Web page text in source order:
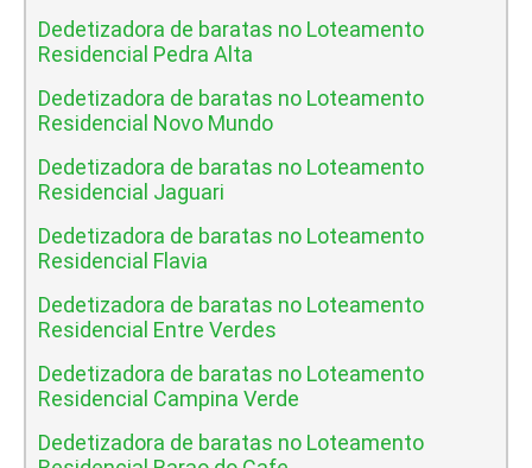
Dedetizadora de baratas no Loteamento
Residencial Pedra Alta
Dedetizadora de baratas no Loteamento
Residencial Novo Mundo
Dedetizadora de baratas no Loteamento
Residencial Jaguari
Dedetizadora de baratas no Loteamento
Residencial Flavia
Dedetizadora de baratas no Loteamento
Residencial Entre Verdes
Dedetizadora de baratas no Loteamento
Residencial Campina Verde
Dedetizadora de baratas no Loteamento